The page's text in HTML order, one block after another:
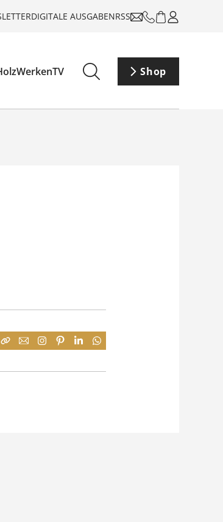
DIGITALE AUSGABENRSS
Shop